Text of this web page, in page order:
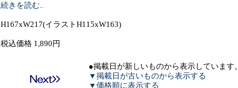
続きを読む..
H167xW217(イラストH115xW163)
税込価格 1,890円
●掲載日が新しいものから表示しています。
▼掲載日が古いものから表示する
▼価格順に表示する